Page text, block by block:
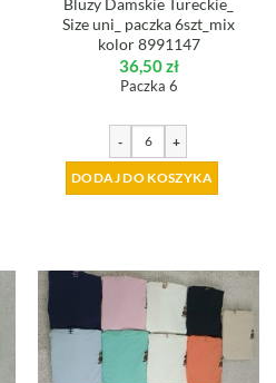
Bluzy Damskie Tureckie_
Size uni_ paczka 6szt_mix
kolor 8991147
36,50zł
Paczka 6
- +
DODAJ DO KOSZYKA